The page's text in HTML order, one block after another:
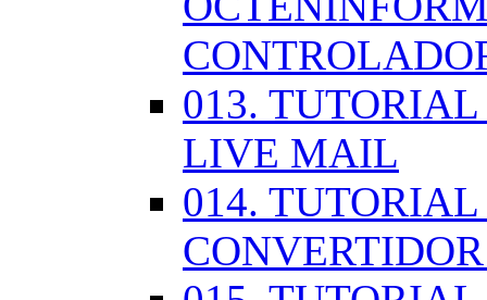
013.
LIVE MAIL
014.